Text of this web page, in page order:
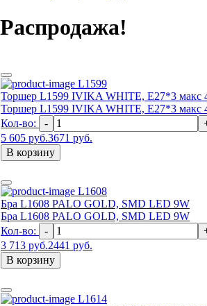
Распродажа!
L1599
Торшер L1599 IVIKA WHITE, E27*3 макс
Торшер L1599 IVIKA WHITE, E27*3 макс
Кол-во:
-
5 605 руб.3671 руб.
В корзину
L1608
Бра L1608 PALO GOLD, SMD LED 9W
Бра L1608 PALO GOLD, SMD LED 9W
Кол-во:
-
3 713 руб.2441 руб.
В корзину
L1614